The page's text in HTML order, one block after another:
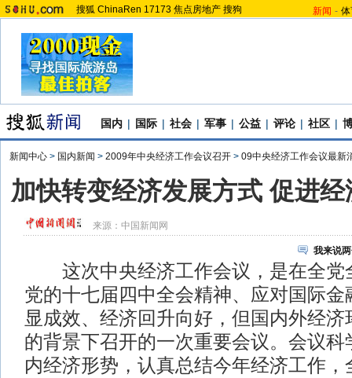
搜狐 ChinaRen 17173 焦点房地产 搜狗 新闻 -
国内 | 国际 | 社会 | 军事 | 公益 | 评论 | 社区 |
新闻中心 > 国内新闻 > 2009年中央经济工作会议召开 > 09中央经济工作会议最新
加快转变经济发展方式 促进
来源： 中国新闻网
我来说
这次中央经济工作会议，是在全党
党的十七届四中全会精神、应对国际金
显成效、经济回升向好，但国内外经
的背景下召开的一次重要会议。会议科
内经济形势，认真总结今年经济工作